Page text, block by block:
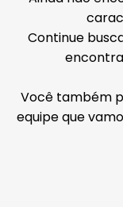
Continue
Você também
equipe que